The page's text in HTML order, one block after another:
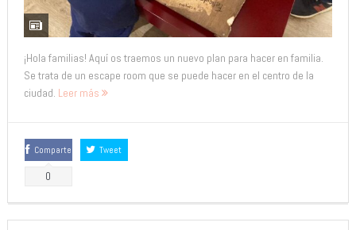
¡Hola familias! Aquí os traemos un nuevo plan para hacer en familia.
Se trata de un escape room que se puede hacer en el centro de la
ciudad. Leer más
Comparte
0
Tweet